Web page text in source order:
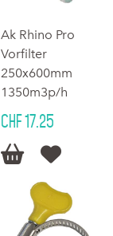
Ak Rhino Pro
Vorfilter
250x600mm
1350m3p/h
CHF 17.25
 